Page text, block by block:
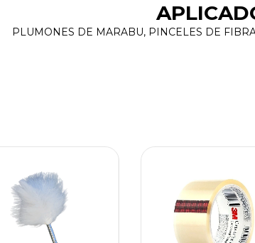
PLUMONES DE MARABU, PINCELES DE